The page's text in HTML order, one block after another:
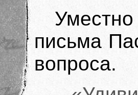
письма
вопроса.